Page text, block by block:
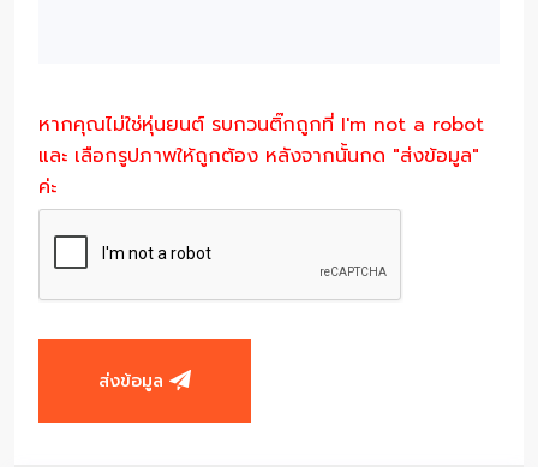
หากคุณไม่ใช่หุ่นยนต์ รบกวนติ๊กถูกที่ I'm not a robot
และ เลือกรูปภาพให้ถูกต้อง หลังจากนั้นกด "ส่งข้อมูล"
ค่ะ
ส่งข้อมูล